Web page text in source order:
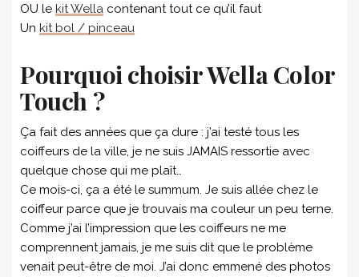
OU le kit Wella contenant tout ce qu’il faut
Un kit bol / pinceau
Pourquoi choisir Wella Color
Touch ?
Ça fait des années que ça dure : j’ai testé tous les
coiffeurs de la ville, je ne suis JAMAIS ressortie avec
quelque chose qui me plaît…
Ce mois-ci, ça a été le summum. Je suis allée chez le
coiffeur parce que je trouvais ma couleur un peu terne.
Comme j’ai l’impression que les coiffeurs ne me
comprennent jamais, je me suis dit que le problème
venait peut-être de moi. J’ai donc emmené des photos